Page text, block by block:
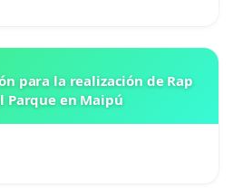
para la realización de Rap
Parque en Maipú